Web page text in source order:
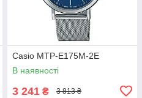
Casio MTP-E175M-2E
В наявності
3 241 ₴ 3 813 ₴